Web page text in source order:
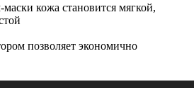
кожа становится мягкой,
позволяет экономично